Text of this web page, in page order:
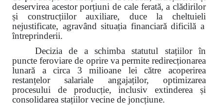
deservirea acestor porțiuni de cale ferată, a clădirilor
și construcțiilor auxiliare, duce la cheltuieli
nejustificate, agravând situația financiară dificilă a
întreprinderii.
Decizia de a schimba statutul stațiilor în
puncte feroviare de oprire va permite redirecționarea
lunară a circa 3 milioane lei către acoperirea
restanțelor salariale angajaților, optimizarea
procesului de producție, inclusiv extinderea și
consolidarea stațiilor vecine de joncțiune.